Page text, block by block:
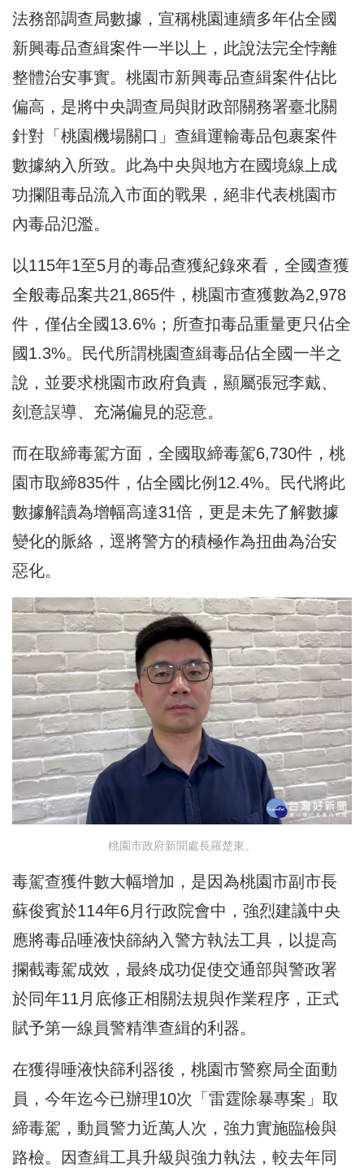
法務部調查局數據，宣稱桃園連續多年佔全國
新興毒品查緝案件一半以上，此說法完全悖離
整體治安事實。桃園市新興毒品查緝案件佔比
偏高，是將中央調查局與財政部關務署臺北關
針對「桃園機場關口」查緝運輸毒品包裹案件
數據納入所致。此為中央與地方在國境線上成
功攔阻毒品流入市面的戰果，絕非代表桃園市
內毒品氾濫。
以115年1至5月的毒品查獲紀錄來看，全國查獲
全般毒品案共21,865件，桃園市查獲數為2,978
件，僅佔全國13.6%；所查扣毒品重量更只佔全
國1.3%。民代所謂桃園查緝毒品佔全國一半之
說，並要求桃園市政府負責，顯屬張冠李戴、
刻意誤導、充滿偏見的惡意。
而在取締毒駕方面，全國取締毒駕6,730件，桃
園市取締835件，佔全國比例12.4%。民代將此
數據解讀為增幅高達31倍，更是未先了解數據
變化的脈絡，逕將警方的積極作為扭曲為治安
惡化。
桃園市政府新聞處長羅楚東。
毒駕查獲件數大幅增加，是因為桃園市副市長
蘇俊賓於114年6月行政院會中，強烈建議中央
應將毒品唾液快篩納入警方執法工具，以提高
攔截毒駕成效，最終成功促使交通部與警政署
於同年11月底修正相關法規與作業程序，正式
賦予第一線員警精準查緝的利器。
在獲得唾液快篩利器後，桃園市警察局全面動
員，今年迄今已辦理10次「雷霆除暴專案」取
締毒駕，動員警力近萬人次，強力實施臨檢與
路檢。因查緝工具升級與強力執法，較去年同